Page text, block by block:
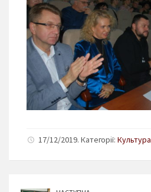
17/12/2019. Категорії: Культура